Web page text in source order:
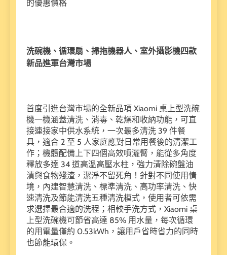
的優惠價格
洗碗機、循環扇、掃拖機器人、室外攝影機四款
新品進軍台灣市場
首度引進台灣市場的全新品項 Xiaomi 桌上型洗碗
機一機涵蓋清洗、消毒、乾燥和收納功能，可直
接連接家中供水系統，一次最多清洗 39 件餐
具，適合 2 至 5 人家庭應對日常用餐後的清潔工
作；機體配備上下四個高效噴灑臂，能從多角度
釋放多達 34 道高溫高壓水柱，強力清除碗盤油
漬與食物殘渣，潔淨不留死角！針對不同使用情
境，內建智慧清洗、標準清洗、高功率清洗、快
速清洗及節能清洗五種清洗模式，使用者可依需
求選擇最合適的洗程；相較手洗方式，Xiaomi 桌
上型洗碗機可節省高達 85% 用水量，每次循環
的用電量僅約 0.53kWh，讓用戶省時省力的同時
也節能環保。